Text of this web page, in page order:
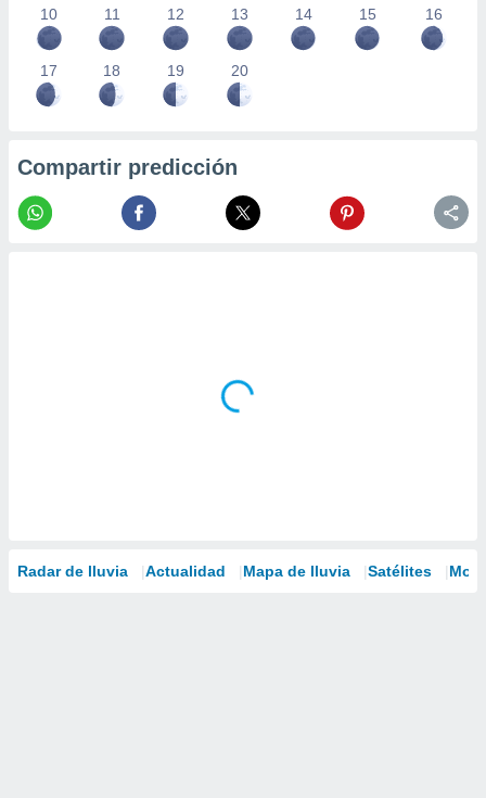
10 11 12 13 14 15 16
17 18 19 20
Compartir predicción
Radar de lluvia Actualidad Mapa de lluvia Satélites